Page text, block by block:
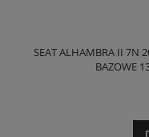
SEAT ALHAMBRA II 7N
BAZOWE